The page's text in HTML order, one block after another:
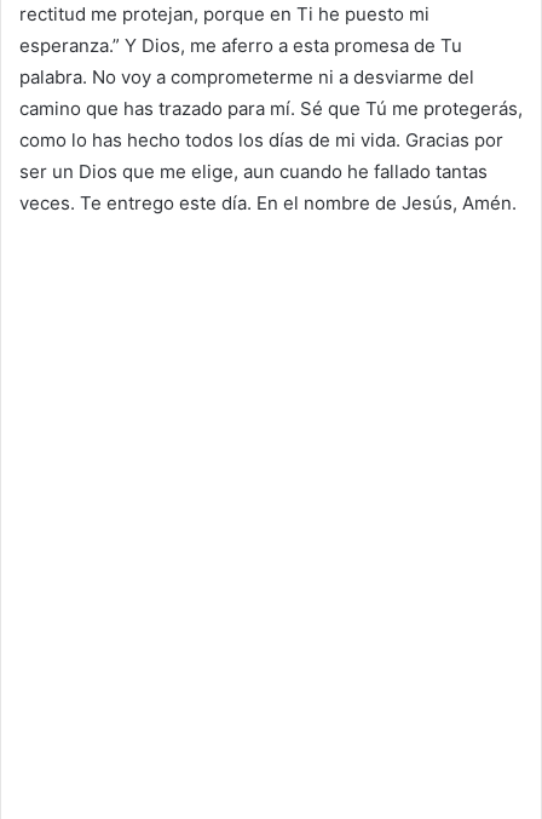
rectitud me protejan, porque en Ti he puesto mi
esperanza.” Y Dios, me aferro a esta promesa de Tu
palabra. No voy a comprometerme ni a desviarme del
camino que has trazado para mí. Sé que Tú me protegerás,
como lo has hecho todos los días de mi vida. Gracias por
ser un Dios que me elige, aun cuando he fallado tantas
veces. Te entrego este día. En el nombre de Jesús, Amén.